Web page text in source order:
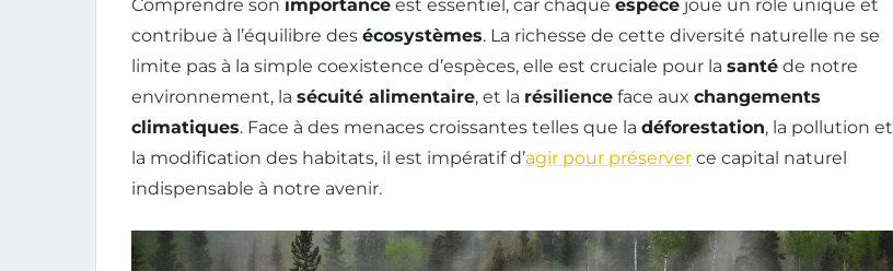
Comprendre son importance est essentiel, car chaque espèce joue un rôle unique et
contribue à l’équilibre des écosystèmes. La richesse de cette diversité naturelle ne se
limite pas à la simple coexistence d’espèces, elle est cruciale pour la santé de notre
environnement, la sécuité alimentaire, et la résilience face aux changements
climatiques. Face à des menaces croissantes telles que la déforestation, la pollution et
la modifiсation des habitats, il est impératif d’agir pour préserver ce capital naturel
indispensable à notre avenir.